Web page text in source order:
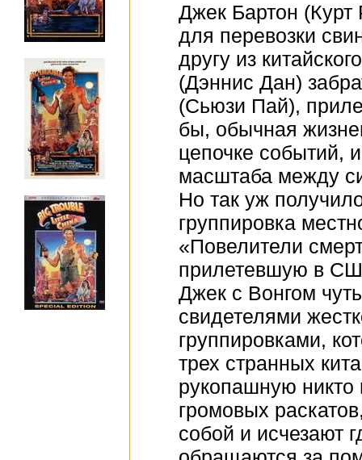
Джек Бартон (Курт
для перевозки
другу из
(Дэннис Дан)
(Сьюзи Пай),
бы, обычная
цепочке событий,
масштаба между
Но так уж
группировка
«Повелители
прилетевшую в
Джек с Вонгом
свидетелями
группировками,
трех странных
рукопашную
громовых
собой и исчезают